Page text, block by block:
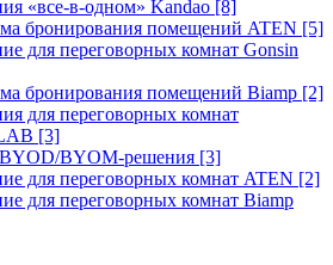
«все-в-одном» Kandao [8]
бронирования помещений ATEN [5]
для переговорных комнат Gonsin
бронирования помещений Biamp [2]
для переговорных комнат
[3]
BYOD/BYOM-решения [3]
для переговорных комнат ATEN [2]
для переговорных комнат Biamp